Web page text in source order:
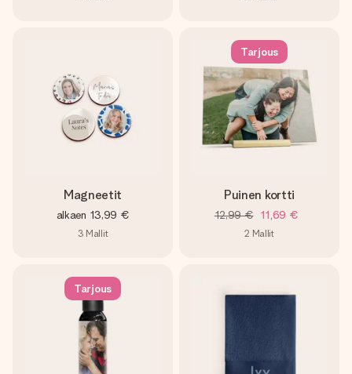
Magneetit
alkaen 13,99 €
3 Mallit
Tarjous
Puinen kortti
12,99 € 11,69 €
2 Mallit
Tarjous